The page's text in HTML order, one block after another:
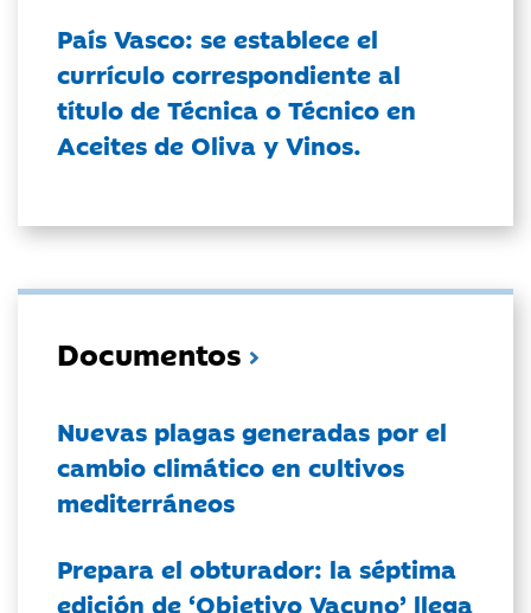
País Vasco: se establece el
currículo correspondiente al
título de Técnica o Técnico en
Aceites de Oliva y Vinos.
Documentos
Nuevas plagas generadas por el
cambio climático en cultivos
mediterráneos
Prepara el obturador: la séptima
edición de ‘Objetivo Vacuno’ llega